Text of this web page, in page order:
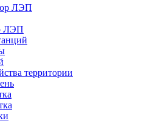
ЛЭП
ЛЭП
территории